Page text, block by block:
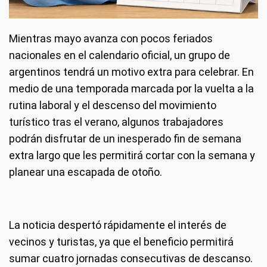
Mientras mayo avanza con pocos feriados
nacionales en el calendario oficial, un grupo de
argentinos tendrá un motivo extra para celebrar. En
medio de una temporada marcada por la vuelta a la
rutina laboral y el descenso del movimiento
turístico tras el verano, algunos trabajadores
podrán disfrutar de un inesperado fin de semana
extra largo que les permitirá cortar con la semana y
planear una escapada de otoño.
La noticia despertó rápidamente el interés de
vecinos y turistas, ya que el beneficio permitirá
sumar cuatro jornadas consecutivas de descanso.